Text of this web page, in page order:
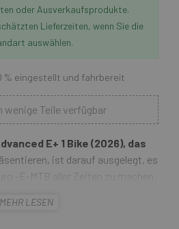
oder Ausverkaufsprodukte.
Lieferzeiten, wenn Sie die
auswählen.
% eingestellt und fahrbereit
wenige Teile verfügbar
E+ 1 Bike (2026), das
ist darauf ausgelegt, es
-E-MTB aller Zeiten zu machen.
die ein grenzenloses
MEHR LESEN